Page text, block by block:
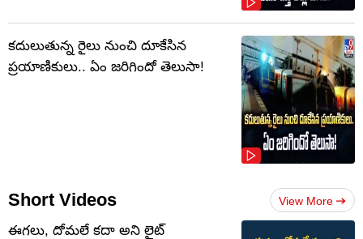
కదులుతున్న రైలు నుంచి దూకేసిన
ప్రయాణికులు.. ఏం జరిగిందో తెలుసా!
Short Videos View More
ఈగలు, దోమలే కదా అని లైట్